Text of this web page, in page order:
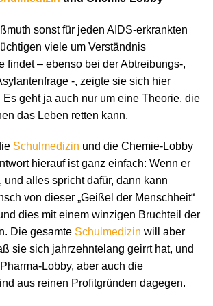
sonst für jeden AIDS-erkrankten
viele um Verständnis
findet – ebenso bei der Abtreibungs-,
-, zeigte sie sich hier
geht ja auch nur um eine Theorie, die
das Leben retten kann.
Schulmedizin und die Chemie-Lobby
hierauf ist ganz einfach: Wenn er
und alles spricht dafür, dann kann
von dieser „Geißel der Menschheit“
dies mit einem winzigen Bruchteil der
Die gesamte Schulmedizin will aber
sie sich jahrzehntelang geirrt hat, und
Lobby, aber auch die
aus reinen Profitgründen dagegen.